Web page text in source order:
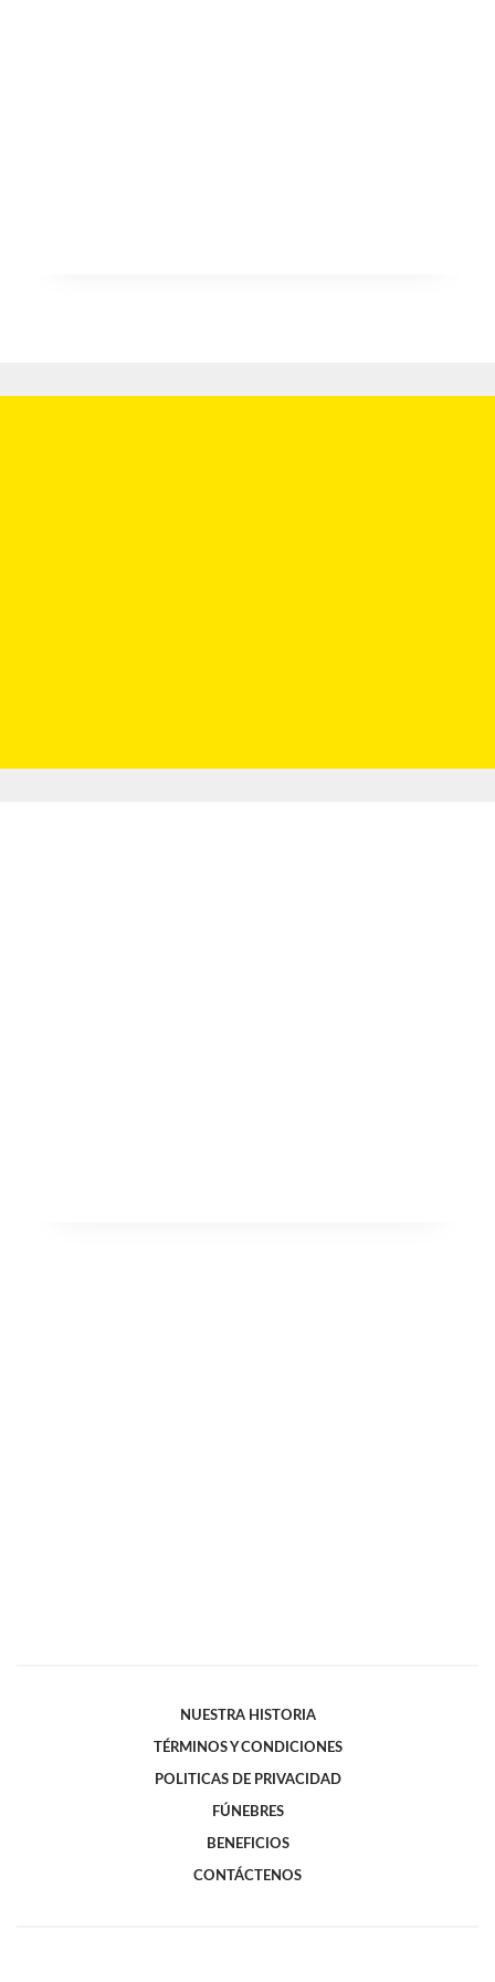
NUESTRA HISTORIA
TÉRMINOS Y CONDICIONES
POLITICAS DE PRIVACIDAD
FÚNEBRES
BENEFICIOS
CONTÁCTENOS